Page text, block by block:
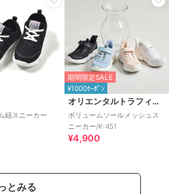
紐スニーカー
期間限定SALE
¥1000ｸｰﾎﾟﾝ
オリエンタルトラフィック
ボリュームソールメッシュス
ニーカー/K-451
¥4,900
とみる